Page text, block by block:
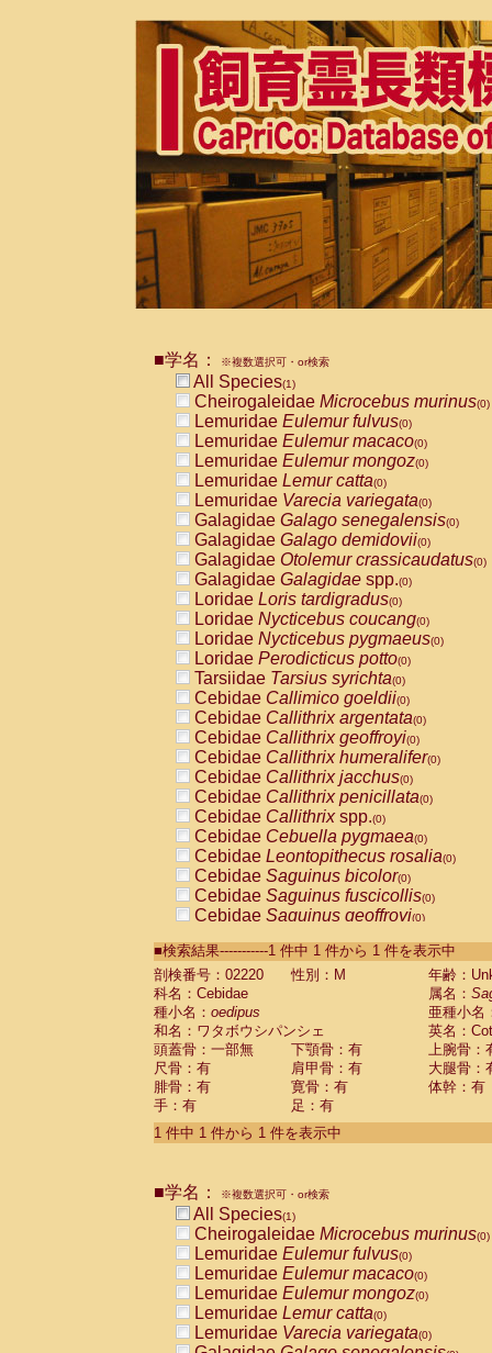
■学名： ※複数選択可・or検索
All Species(1)
Cheirogaleidae Microcebus murinus(0)
Lemuridae Eulemur fulvus(0)
Lemuridae Eulemur macaco(0)
Lemuridae Eulemur mongoz(0)
Lemuridae Lemur catta(0)
Lemuridae Varecia variegata(0)
Galagidae Galago senegalensis(0)
Galagidae Galago demidovii(0)
Galagidae Otolemur crassicaudatus(0)
Galagidae Galagidae spp.(0)
Loridae Loris tardigradus(0)
Loridae Nycticebus coucang(0)
Loridae Nycticebus pygmaeus(0)
Loridae Perodicticus potto(0)
Tarsiidae Tarsius syrichta(0)
Cebidae Callimico goeldii(0)
Cebidae Callithrix argentata(0)
Cebidae Callithrix geoffroyi(0)
Cebidae Callithrix humeralifer(0)
Cebidae Callithrix jacchus(0)
Cebidae Callithrix penicillata(0)
Cebidae Callithrixspp.(0)
Cebidae Cebuella pygmaea(0)
Cebidae Leontopithecus rosalia(0)
Cebidae Saguinus bicolor(0)
Cebidae Saguinus fuscicollis(0)
Cebidae Saguinus geoffroyi(0)
CebidaeSaguinus labiatus(0)
Cebidae Saguinus leucopus (0)
Cebidae
Cebidae
CebidaeSaguinus nigricollis (0)
Cebidae Saguinus oedipus
Cebidae Saguinus weddelli
Cebidae Saguinusspp.
Cebidae Aotus trivirgatus
Cebidae Cebus albifrons
CebidaeCebus nigrivittatus
CebidaeCebus
CebidaeSaimiri boliviensis(0)
CebidaeSaimiri sciureus(0)
AtelidaeAlouatta caraya(0)
AtelidaeAlouatta fusca(0)
AtelidaeAlouatta seniculus
AtelidaeAlouattaspp.(0)
■検索結果-----------1 件中 1 件から 1 件を表示中
剖検番号：02220
性別：M
年齢：
科名：Cebidae
属名：
種小名： oedipus
亜種小名
和名：ワタボウシパンシェ
英名：
頭蓋骨：一部無
下顎骨：有
上腕骨：
尺骨：有
肩甲骨：有
大腿骨：
腓骨：有
寛骨：有
体幹：有
手：有
足：有
1 件中 1 件から 1 件を表示中
■学名： ※複数選択可・or検索
All Species(1)
Cheirogaleidae Microcebus murinus(0)
Lemuridae Eulemur fulvus(0)
Lemuridae Eulemur macaco(0)
Lemuridae Eulemur mongoz(0)
Lemuridae Lemur catta(0)
Lemuridae Varecia variegata(0)